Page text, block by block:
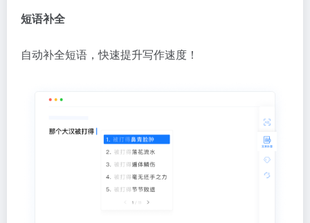
短语补全
自动补全短语，快速提升写作速度！